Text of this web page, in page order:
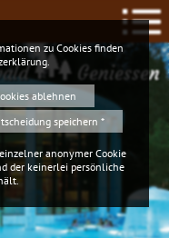
Geniessen
zu Cookies finden
.
ablehnen
speichern *
anonymer Cookie
der keinerlei persönliche